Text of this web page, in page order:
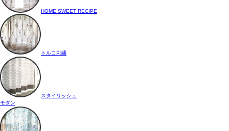
HOME SWEET RECIPE
トルコ刺繍
スタイリッシュ
モダン